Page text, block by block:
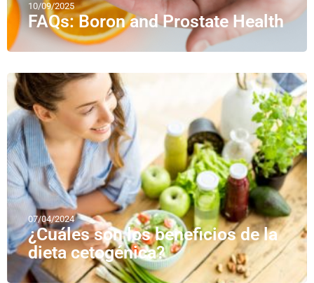
10/09/2025
FAQs: Boron and Prostate Health
07/04/2024
¿Cuáles son los beneficios de la
dieta cetogénica?